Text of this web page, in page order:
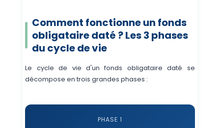
Comment fonctionne un fonds
obligataire daté ? Les 3 phases
du cycle de vie
Le cycle de vie d'un fonds obligataire daté se
décompose en trois grandes phases :
PHASE 1